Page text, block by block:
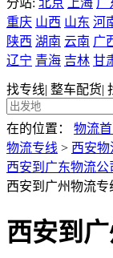
找专线| 整车配货|
分站: 北京 上海 广
重庆 山西 山东 河
陕西 湖南 云南 广
辽宁 青海 吉林 甘
在的位置：
物流
物流专线 > 西安物
西安到广东物流公
西安到广州物流专
西安到